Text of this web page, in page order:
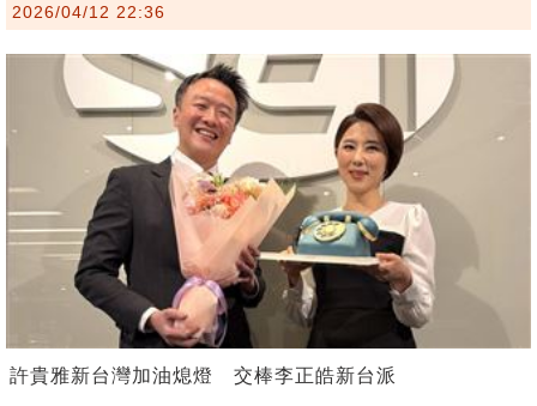
2026/04/12 22:36
許貴雅新台灣加油熄燈 交棒李正皓新台派